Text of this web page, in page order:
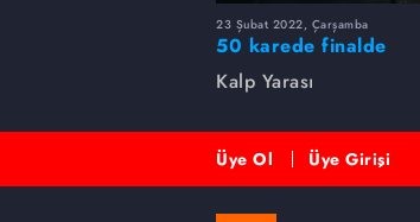
23 Şubat 2022, Çarşamba
50 karede finalde
yaşananlar...
Kalp Yarası
Üye Ol Üye Girişi